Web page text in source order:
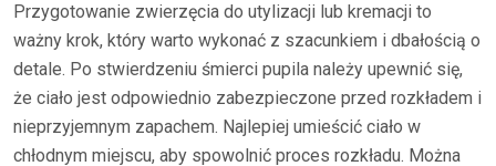
Przygotowanie zwierzęcia do utylizacji lub kremacji to
ważny krok, który warto wykonać z szacunkiem i dbałością o
detale. Po stwierdzeniu śmierci pupila należy upewnić się,
że ciało jest odpowiednio zabezpieczone przed rozkładem i
nieprzyjemnym zapachem. Najlepiej umieścić ciało w
chłodnym miejscu, aby spowolnić proces rozkładu. Można